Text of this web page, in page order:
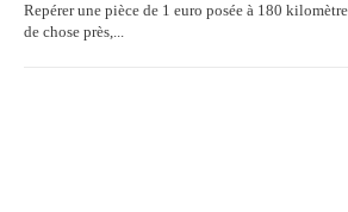
Repérer une pièce de 1 euro posée à 180
de chose près,...